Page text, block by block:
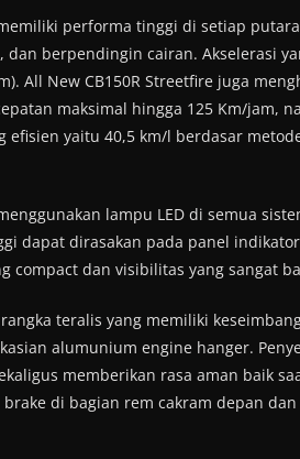
performa tinggi di setiap
dan berpendingin cairan. Akselerasi
All New CB150R Streetfire juga
maksimal hingga 125 Km/jam,
efisien yaitu 40,5 km/l berdasar
lampu LED di semua
dapat dirasakan pada panel
compact dan visibilitas yang sangat
teralis yang memiliki
alumunium engine hanger.
memberikan rasa aman baik
di bagian rem cakram depan